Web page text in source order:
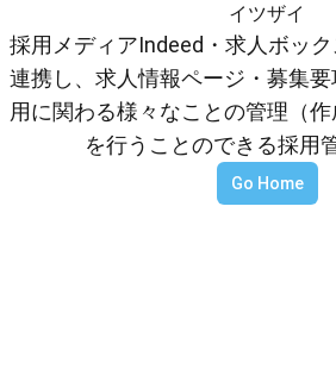
イツザイ
採用メディアIndeed・求人ボッ
連携し、求人情報ページ・募集
用に関わる様々なことの管理（
を行うことのできる採用
Go Home